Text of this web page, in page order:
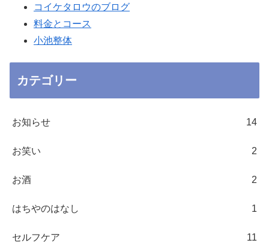
コイケタロウのブログ
料金とコース
小池整体
カテゴリー
お知らせ 14
お笑い 2
お酒 2
はちやのはなし 1
セルフケア 11